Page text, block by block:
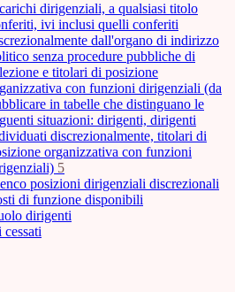
dirigenziali, a qualsiasi titolo
ivi inclusi quelli conferiti
dall'organo di indirizzo
senza procedure pubbliche di
e titolari di posizione
con funzioni dirigenziali (da
in tabelle che distinguano le
situazioni: dirigenti, dirigenti
discrezionalmente, titolari di
organizzativa con funzioni
5
posizioni dirigenziali discrezionali
di funzione disponibili
dirigenti